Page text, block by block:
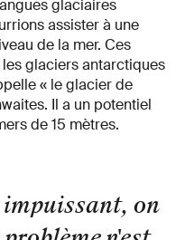
glaciaires
assister à une
de la mer. Ces
glaciers antarctiques
« le glacier de
Il a un potentiel
de 15 mètres.
impuissant, on